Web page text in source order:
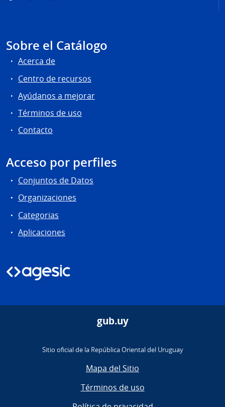
Sobre el Catálogo
Acerca de
Centro de recursos
Ayúdanos a mejorar
Términos de uso
Contacto
Acceso por perfiles
Conjuntos de Datos
Organizaciones
Categorias
Aplicaciones
gub.uy
Sitio oficial de la República Oriental del Uruguay
Mapa del Sitio
Términos de uso